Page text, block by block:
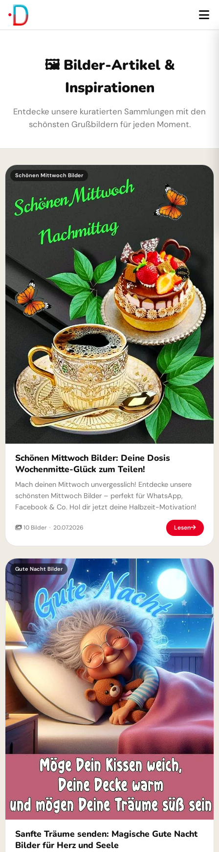
🖼️ Bilder-Artikel &
Inspirationen
Entdecke unsere kuratierten Sammlungen mit den
schönsten Grußbildern für jeden Moment.
Schönen Mittwoch Bilder
Schönen Mittwoch Bilder: Deine Dosis
Wochenmitte-Glück zum Teilen!
Mach deinen Mittwoch unvergesslich! Entdecke unsere
schönsten Mittwoch Bilder – perfekt für WhatsApp,
Facebook & Co. Hol dir jetzt deine Halbzeit-Motivation!
10 Bilder · 20.07.2026 Lesen
Gute Nacht Bilder
Sanfte Träume senden: Magische Gute Nacht
Bilder für Herz und Seele